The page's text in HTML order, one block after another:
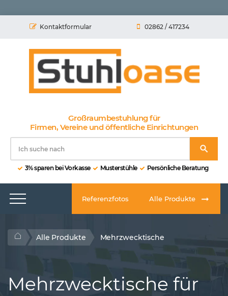
Kontaktformular 02862 / 417234
Großraumbestuhlung für
Firmen, Vereine und öffentliche Einrichtungen
3% sparen bei Vorkasse Musterstühle Persönliche Beratung
Referenzfotos Alle Produkte
Alle Produkte Mehrzwecktische
Mehrzwecktische für